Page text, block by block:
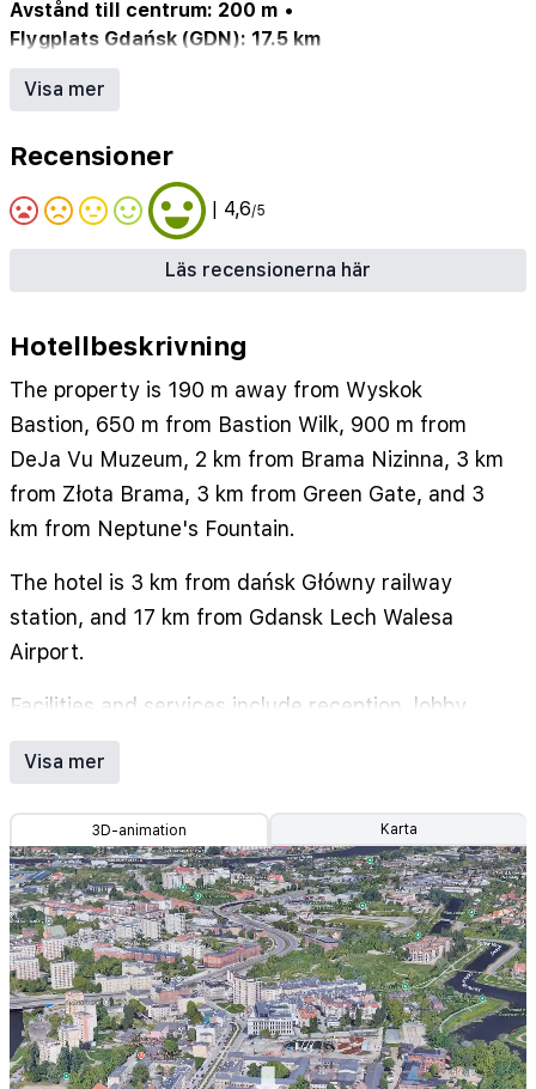
Avstånd till centrum: 200 m •
Flygplats Gdańsk (GDN): 17.5 km
Restaurant
Visa mer
Recensioner
| 4,6/5
Läs recensionerna här
Hotellbeskrivning
The property is 190 m away from Wyskok
Bastion, 650 m from Bastion Wilk, 900 m from
DeJa Vu Muzeum, 2 km from Brama Nizinna, 3 km
from Złota Brama, 3 km from Green Gate, and 3
km from Neptune's Fountain.
The hotel is 3 km from dańsk Główny railway
station, and 17 km from Gdansk Lech Walesa
Airport.
Facilities and services include reception, lobby,
bar, restaurant, conference rooms, spa and
wellness, sauna and fitness area, and pets
allowed on request (extra charge).
Rooms feature internet, airconditioning, TV, desk,
coffe/tea making facilities, fridge, hairdryer,
towel, and bathroom with shower.
Address: 1 Profesora Kieturakisa, 80-742 Gdansk,
Poland
Visa mer
3D-animation Karta